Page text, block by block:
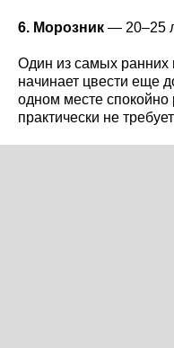
6. Морозник — 20–25
Один из самых ранних
начинает цвести еще
одном месте спокойно
практически не